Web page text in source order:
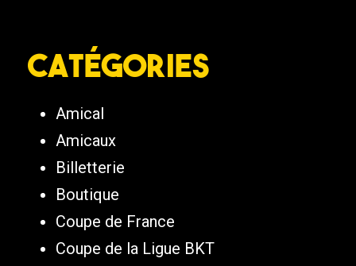
Catégories
Amical
Amicaux
Billetterie
Boutique
Coupe de France
Coupe de la Ligue BKT